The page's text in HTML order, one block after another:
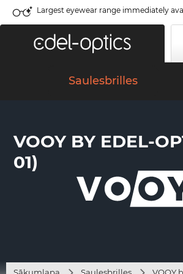
Largest eyewear range immediately
Saulesbrilles
VOOY BY EDEL-
01)